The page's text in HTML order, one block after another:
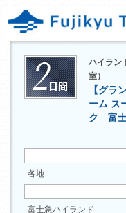
ハイラン
室）
【グラ
ーム ス
ク 富士
各地
富士急ハイランド